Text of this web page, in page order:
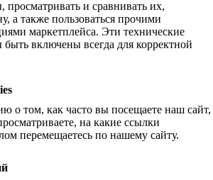
просматривать и сравнивать их,
а также пользоваться прочими
маркетплейса. Эти технические
включены всегда для корректной
о том, как часто вы посещаете наш сайт,
на какие ссылки
перемещаетесь по нашему сайту.